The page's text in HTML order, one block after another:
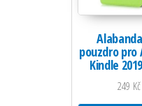
pouzdro pro
Kindle
249 Kč